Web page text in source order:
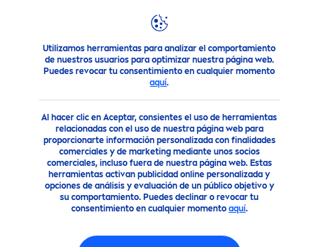
Utilizamos herramientas para analizar el comportamiento
de nuestros usuarios para optimizar nuestra página web.
Puedes revocar tu consentimiento en cualquier momento
aquí.
Al hacer clic en Aceptar, consientes el uso de herramientas
relacionadas con el uso de nuestra página web para
proporcionarte información personalizada con finalidades
comerciales y de marketing mediante unos socios
comerciales, incluso fuera de nuestra página web. Estas
herramientas activan publicidad online personalizada y
opciones de análisis y evaluación de un público objetivo y
su comportamiento. Puedes declinar o revocar tu
consentimiento en cualquier momento aquí.
Nuestros Productos Cuidado Corporal Cuidado Corporal
(11)
CREMA CORPORAL
REGENERACIÓN INTENSIVA
(400ML)